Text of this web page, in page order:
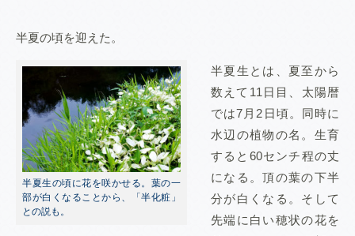
半夏の頃を迎えた。
半夏生の頃に花を咲かせる。葉の一
部が白くなることから、「半化粧」
との説も。
半夏生とは、夏至から
数えて11日目、太陽暦
では7月2日頃。同時に
水辺の植物の名。生育
すると60センチ程の丈
になる。頂の葉の下半
分が白くなる。そして
先端に白い穂状の花を